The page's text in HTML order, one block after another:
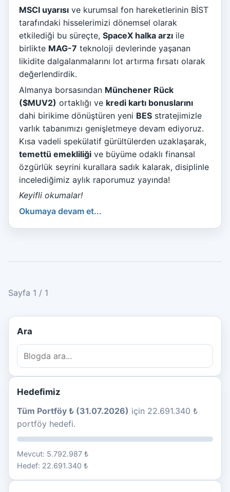
MSCI uyarısı ve kurumsal fon hareketlerinin BİST
tarafındaki hisselerimizi dönemsel olarak
etkilediği bu süreçte, SpaceX halka arzı ile
birlikte MAG-7 teknoloji devlerinde yaşanan
likidite dalgalanmalarını lot artırma fırsatı olarak
değerlendirdik.
Almanya borsasından Münchener Rück
($MUV2) ortaklığı ve kredi kartı bonuslarını
dahi birikime dönüştüren yeni BES stratejimizle
varlık tabanımızı genişletmeye devam ediyoruz.
Kısa vadeli spekülatif gürültülerden uzaklaşarak,
temettü emekliliği ve büyüme odaklı finansal
özgürlük seyrini kurallara sadık kalarak, disiplinle
incelediğimiz aylık raporumuz yayında!
Keyifli okumalar!
Okumaya devam et...
Sayfa 1 / 1
Ara
Hedefimiz
Tüm Portföy ₺ (31.07.2026) için 22.691.340 ₺
portföy hedefi.
Mevcut: 5.792.987 ₺
Hedef: 22.691.340 ₺